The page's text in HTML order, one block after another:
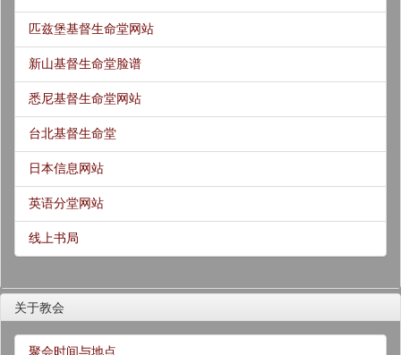
匹兹堡基督生命堂网站
新山基督生命堂脸谱
悉尼基督生命堂网站
台北基督生命堂
日本信息网站
英语分堂网站
线上书局
关于教会
聚会时间与地点